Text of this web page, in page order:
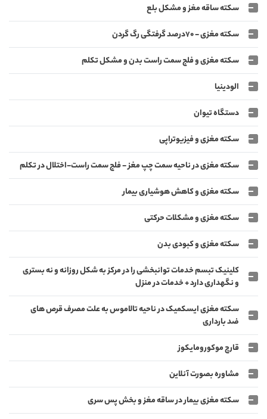
سکته ساقه مغز و مشکل بلع
سکته مغزی - ۷۰درصد گرفتگی رگ گردن
سکته مغزی و فلج سمت راست بدن و مشکل تکلم
الودینیا
دستگاه تیوان
سکته مغزی و فیزیوتراپی
سکته مغزی در ناحیه سمت چپ مغز - فلج سمت راست-اختلال در تکلم
سکته مغزی و کاهش هوشیاری بیمار
سکته مغزی و مشکلات حرکتی
سکته مغزی و کبودی بدن
کلینیک تبسم خدمات توانبخشی را در مرکز به شکل روزانه و نه بستری
و نگهداری دارد + خدمات در منزل
سکته مغزی ایسکمیک در ناحیه تالاموس به علت مصرف قرص های
ضد بارداری
قارچ موکورومایکوز
مشاوره بصورت آنلاین
سکته مغزی بیمار در ساقه مغز و بخش پس سری